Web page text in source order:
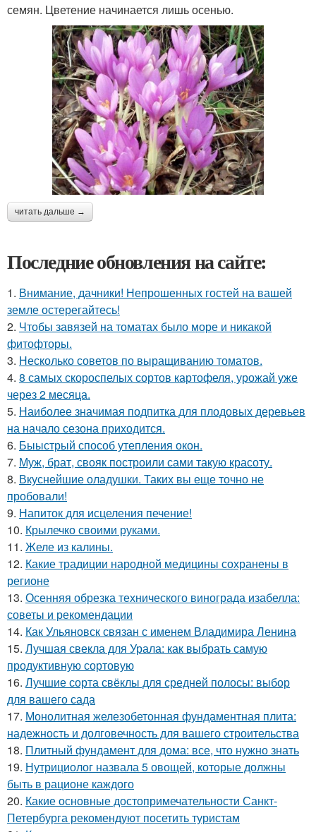
семян. Цветение начинается лишь осенью.
читать дальше →
Последние обновления на сайте:
1. Внимание, дачники! Непрошенных гостей на вашей
земле остерегайтесь!
2. Чтобы завязей на томатах было море и никакой
фитофторы.
3. Несколько советов по выращиванию томатов.
4. 8 самых скороспелых сортов картофеля, урожай уже
через 2 месяца.
5. Наиболее значимая подпитка для плодовых деревьев
на начало сезона приходится.
6. Быыстрый способ утепления окон.
7. Муж, брат, свояк построили сами такую красоту.
8. Вкуснейшие оладушки. Таких вы еще точно не
пробовали!
9. Напиток для исцеления печение!
10. Крылечко своими руками.
11. Желе из калины.
12. Какие традиции народной медицины сохранены в
регионе
13. Осенняя обрезка технического винограда изабелла:
советы и рекомендации
14. Как Ульяновск связан с именем Владимира Ленина
15. Лучшая свекла для Урала: как выбрать самую
продуктивную сортовую
16. Лучшие сорта свёклы для средней полосы: выбор
для вашего сада
17. Монолитная железобетонная фундаментная плита:
надежность и долговечность для вашего строительства
18. Плитный фундамент для дома: все, что нужно знать
19. Нутрициолог назвала 5 овощей, которые должны
быть в рационе каждого
20. Какие основные достопримечательности Санкт-
Петербурга рекомендуют посетить туристам